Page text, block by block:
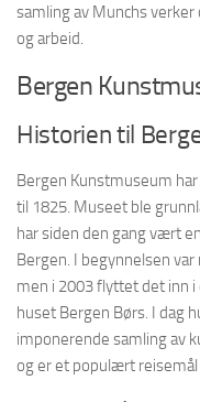
samling av Munchs
og arbeid.
Bergen
Historien til
Bergen Kunstmuseum
til 1825. Museet ble
har siden den gang vært
Bergen. I begynnelsen
men i 2003 flyttet det inn
huset Bergen Børs. I dag
imponerende samling av
og er et populært